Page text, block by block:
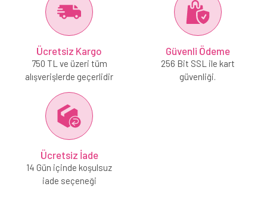
Ücretsiz Kargo
750 TL ve üzeri tüm
alışverişlerde geçerlidir
Güvenli Ödeme
256 Bit SSL ile kart
güvenliği.
Ücretsiz İade
14 Gün içinde koşulsuz
iade seçeneği